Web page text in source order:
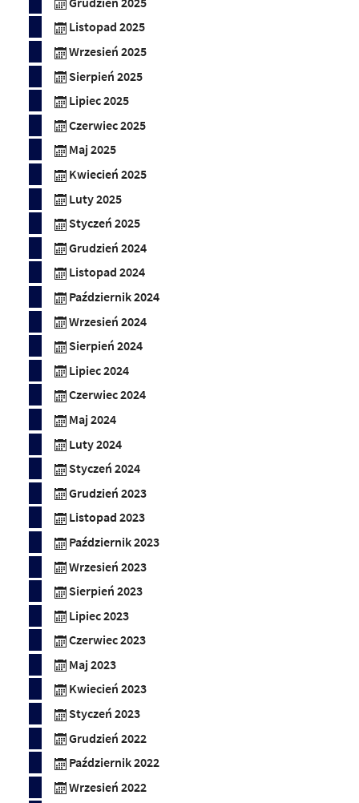
Listopad 2025
Wrzesień 2025
Sierpień 2025
Lipiec 2025
Czerwiec 2025
Maj 2025
Kwiecień 2025
Luty 2025
Styczeń 2025
Grudzień 2024
Listopad 2024
Październik 2024
Wrzesień 2024
Sierpień 2024
Lipiec 2024
Czerwiec 2024
Maj 2024
Luty 2024
Styczeń 2024
Grudzień 2023
Listopad 2023
Październik 2023
Wrzesień 2023
Sierpień 2023
Lipiec 2023
Czerwiec 2023
Maj 2023
Kwiecień 2023
Styczeń 2023
Grudzień 2022
Październik 2022
Wrzesień 2022